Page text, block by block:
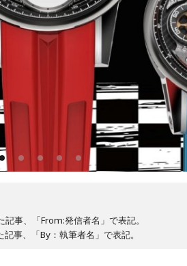
事、「From:発信者名」で表記。
事、「By：執筆者名」で表記。